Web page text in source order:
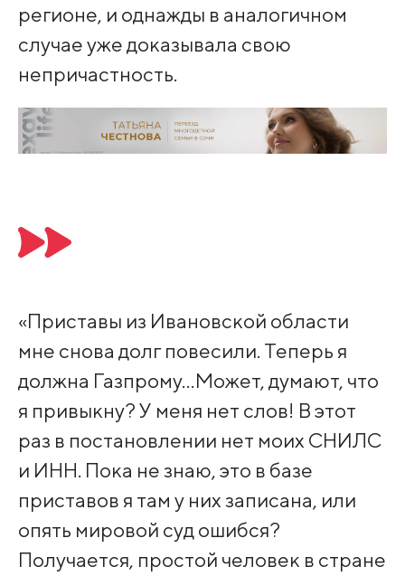
регионе, и однажды в аналогичном
случае уже доказывала свою
непричастность.
«Приставы из Ивановской области
мне снова долг повесили. Теперь я
должна Газпрому…Может, думают, что
я привыкну? У меня нет слов! В этот
раз в постановлении нет моих СНИЛС
и ИНН. Пока не знаю, это в базе
приставов я там у них записана, или
опять мировой суд ошибся?
Получается, простой человек в стране